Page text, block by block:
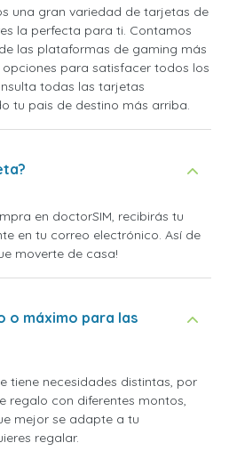
una gran variedad de tarjetas de
la perfecta para ti. Contamos
las plataformas de gaming más
para satisfacer todos los
todas las tarjetas
tu pais de destino más arriba.
en doctorSIM, recibirás tu
en tu correo electrónico. Así de
moverte de casa!
o máximo para las
tiene necesidades distintas, por
regalo con diferentes montos,
mejor se adapte a tu
regalar.